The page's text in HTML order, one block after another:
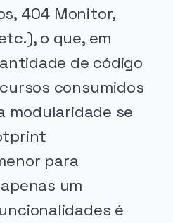
404 Monitor,
o que, em
de código
consumidos
modularidade se
para
um
é